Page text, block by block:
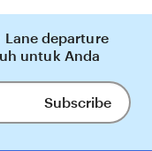
departure
untuk Anda
Subscribe